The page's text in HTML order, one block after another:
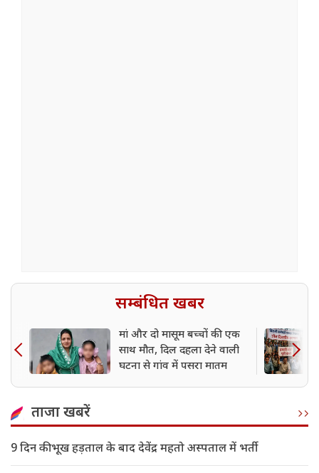
सम्बंधित खबर
मां और दो मासूम बच्चों की एक
साथ मौत, दिल दहला देने वाली
घटना से गांव में पसरा मातम
ताजा खबरें
9 दिन की भूख हड़ताल के बाद देवेंद्र महतो अस्पताल में भर्ती